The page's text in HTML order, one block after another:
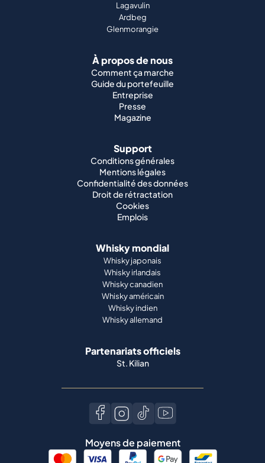
Lagavulin
Ardbeg
Glenmorangie
À propos de nous
Comment ça marche
Guide du portefeuille
Entreprise
Presse
Magazine
Support
Conditions générales
Mentions légales
Confidentialité des données
Droit de rétractation
Cookies
Emplois
Whisky mondial
Whisky japonais
Whisky irlandais
Whisky canadien
Whisky américain
Whisky indien
Whisky allemand
Partenariats officiels
St. Kilian
Moyens de paiement